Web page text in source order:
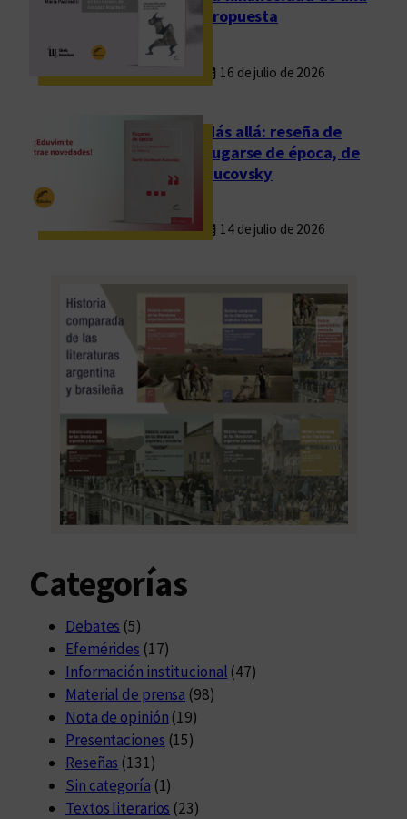
propuesta
16 de julio de 2026
Más allá: reseña de
Fugarse de época, de
Rucovsky
14 de julio de 2026
Categorías
Debates (5)
Efemérides (17)
Información institucional (47)
Material de prensa (98)
Nota de opinión (19)
Presentaciones (15)
Reseñas (131)
Sin categoría (1)
Textos literarios (23)